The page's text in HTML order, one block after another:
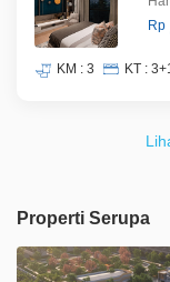
Rp
KM : 3 KT :
Properti Serupa